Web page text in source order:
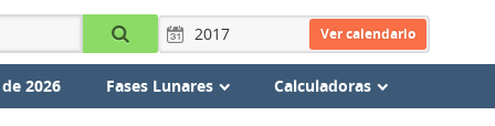
Ver calendario
2026 Fases Lunares Calculadoras